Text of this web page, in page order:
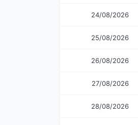
24/08/2026
25/08/2026
26/08/2026
27/08/2026
28/08/2026